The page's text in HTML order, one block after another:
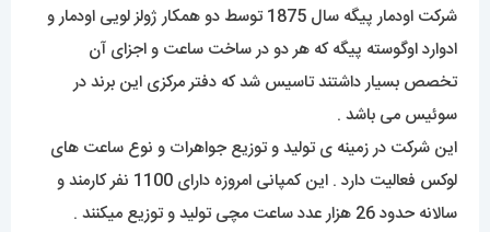
شرکت اودمار پیگه سال 1875 توسط دو همکار ژولز لویی اودمار و
ادوارد اوگوسته پیگه که هر دو در ساخت ساعت و اجزای آن
تخصص بسیار داشتند تاسیس شد که دفتر مرکزی این برند در
سوئیس می باشد .
این شرکت در زمینه ی تولید و توزیع جواهرات و نوع ساعت های
لوکس فعالیت دارد . این کمپانی امروزه دارای 1100 نفر کارمند و
سالانه حدود 26 هزار عدد ساعت مچی تولید و توزیع میکنند .